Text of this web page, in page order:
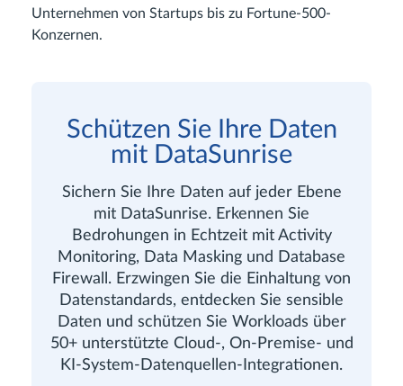
Unternehmen von Startups bis zu Fortune-500-
Konzernen.
Schützen Sie Ihre Daten
mit DataSunrise
Sichern Sie Ihre Daten auf jeder Ebene
mit DataSunrise. Erkennen Sie
Bedrohungen in Echtzeit mit Activity
Monitoring, Data Masking und Database
Firewall. Erzwingen Sie die Einhaltung von
Datenstandards, entdecken Sie sensible
Daten und schützen Sie Workloads über
50+ unterstützte Cloud-, On-Premise- und
KI-System-Datenquellen-Integrationen.